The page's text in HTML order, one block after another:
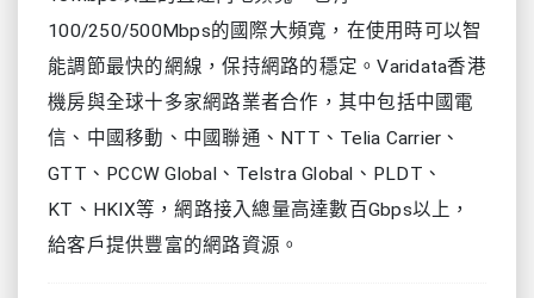
100/250/500Mbps的國際大頻寬，在使用時可以智
能調節最快的網線，保持網路的穩定。Varidata香港
機房與全球十多家網路業者合作，其中包括中國電
信、中國移動、中國聯通、NTT、Telia Carrier、
GTT、PCCW Global、Telstra Global、PLDT、
KT、HKIX等，網路接入總量高達數百Gbps以上，
給客戶提供豐富的網路資源。